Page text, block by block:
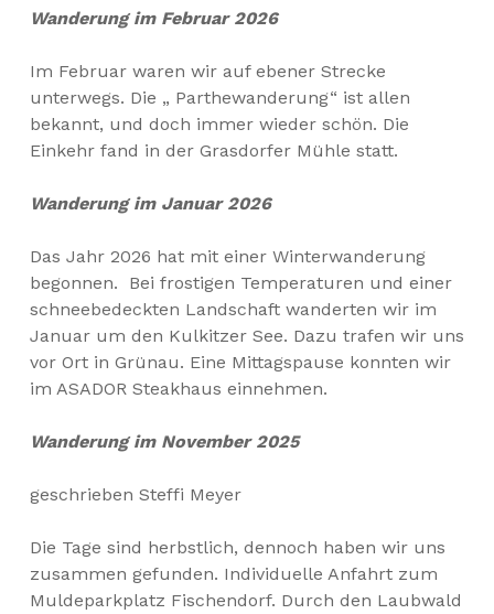
Wanderung im Februar 2026
Im Februar waren wir auf ebener Strecke
unterwegs. Die „ Parthewanderung“ ist allen
bekannt, und doch immer wieder schön. Die
Einkehr fand in der Grasdorfer Mühle statt.
Wanderung im Januar 2026
Das Jahr 2026 hat mit einer Winterwanderung
begonnen. Bei frostigen Temperaturen und einer
schneebedeckten Landschaft wanderten wir im
Januar um den Kulkitzer See. Dazu trafen wir uns
vor Ort in Grünau. Eine Mittagspause konnten wir
im ASADOR Steakhaus einnehmen.
Wanderung im November 2025
geschrieben Steffi Meyer
Die Tage sind herbstlich, dennoch haben wir uns
zusammen gefunden. Individuelle Anfahrt zum
Muldeparkplatz Fischendorf. Durch den Laubwald